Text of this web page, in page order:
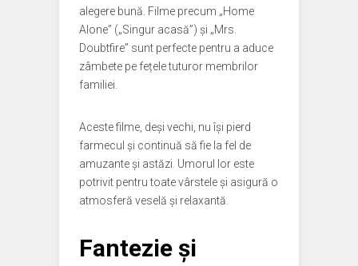
alegere bună. Filme precum „Home
Alone” („Singur acasă”) și „Mrs.
Doubtfire” sunt perfecte pentru a aduce
zâmbete pe fețele tuturor membrilor
familiei.
Aceste filme, deși vechi, nu își pierd
farmecul și continuă să fie la fel de
amuzante și astăzi. Umorul lor este
potrivit pentru toate vârstele și asigură o
atmosferă veselă și relaxantă.
Fantezie și